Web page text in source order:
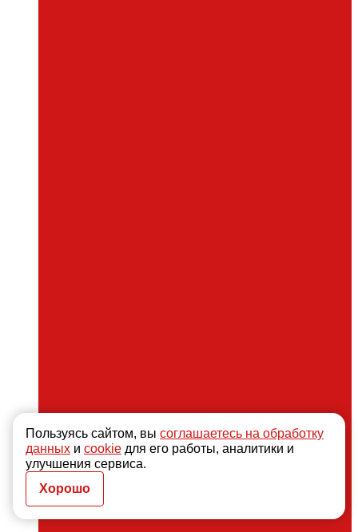
Пользуясь сайтом, вы соглашаетесь на обработку
данных и cookie для его работы, аналитики и
улучшения сервиса.
Хорошо